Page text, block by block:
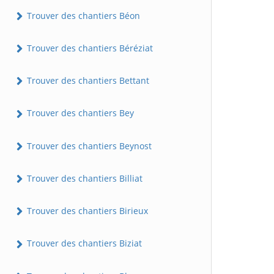
Trouver des chantiers Béon
Trouver des chantiers Béréziat
Trouver des chantiers Bettant
Trouver des chantiers Bey
Trouver des chantiers Beynost
Trouver des chantiers Billiat
Trouver des chantiers Birieux
Trouver des chantiers Biziat